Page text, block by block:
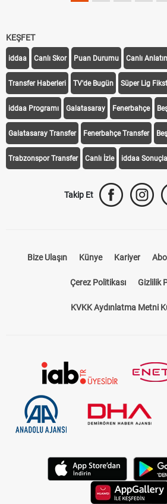
KEŞFET
iddaa Canlı Skor Puan Durumu Canlı
Transfer Haberleri TV'de Bugün Süper Lig
iddaa Programı Galatasaray Fenerbahçe
Galatasaray Transfer Fenerbahçe Transfer
Trabzonspor Transfer Canlı İzle iddaa
Takip Et
Bize Ulaşın Künye Kariyer
Çerez Politikası Gizlilik
KVKK Aydınlatma Metni